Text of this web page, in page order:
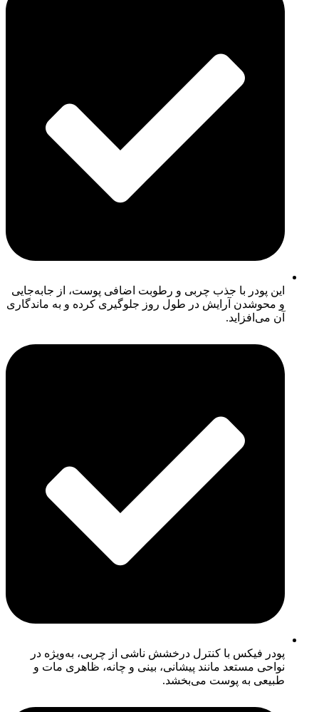
این پودر با جذب چربی و رطوبت اضافی پوست، از جابه‌جایی
و محوشدن آرایش در طول روز جلوگیری کرده و به ماندگاری
آن می‌افزاید.
پودر فیکس با کنترل درخشش ناشی از چربی، به‌ویژه در
نواحی مستعد مانند پیشانی، بینی و چانه، ظاهری مات و
طبیعی به پوست می‌بخشد.